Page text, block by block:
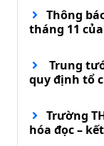
Thông
tháng 11
Trung
quy định tổ
Trường
hóa đọc –